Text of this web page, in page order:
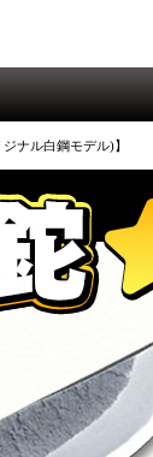
ナル白鋼モデル)】